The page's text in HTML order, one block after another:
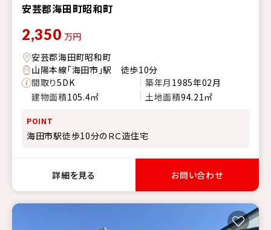
安芸郡海田町昭和町
2,350 万円
安芸郡海田町昭和町
山陽本線「海田市」駅 徒歩10分
間取り5DK 築年月 1985年02月
建物面積105.4㎡ 土地面積94.21㎡
POINT
海田市駅徒歩10分のＲＣ造住宅
詳細を見る お問い合わせ